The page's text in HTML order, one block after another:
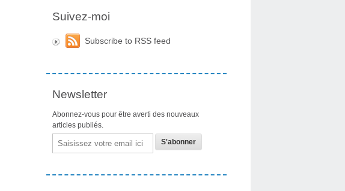
Suivez-moi
Subscribe to RSS feed
Newsletter
Abonnez-vous pour être averti des nouveaux
articles publiés.
Email